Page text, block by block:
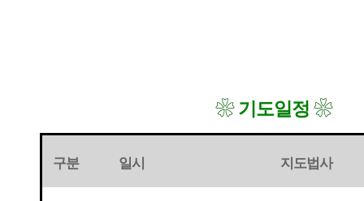
❀ 기도일정 ❀
구분 일시 지도법사